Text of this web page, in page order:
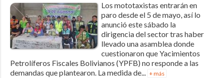
Los mototaxistas entrarán en
paro desde el 5 de mayo, así lo
anunció este sábado la
dirigencia del sector tras haber
llevado una asamblea donde
cuestionaron que Yacimientos
Petrolíferos Fiscales Bolivianos (YPFB) no responde a las
demandas que plantearon. La medida de... + más